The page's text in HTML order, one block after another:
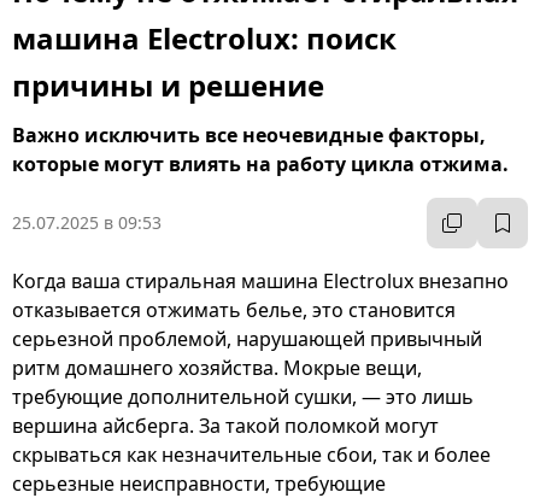
машина Electrolux: поиск
причины и решение
Важно исключить все неочевидные факторы,
которые могут влиять на работу цикла отжима.
25.07.2025 в 09:53
Когда ваша стиральная машина Electrolux внезапно
отказывается отжимать белье, это становится
серьезной проблемой, нарушающей привычный
ритм домашнего хозяйства. Мокрые вещи,
требующие дополнительной сушки, — это лишь
вершина айсберга. За такой поломкой могут
скрываться как незначительные сбои, так и более
серьезные неисправности, требующие